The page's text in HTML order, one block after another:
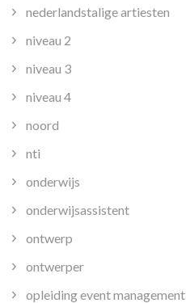
nederlandstalige artiesten
niveau 2
niveau 3
niveau 4
noord
nti
onderwijs
onderwijsassistent
ontwerp
ontwerper
opleiding event management